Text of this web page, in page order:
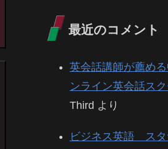
最近のコメント
英会話講師が薦め
ンライン英会話ス
Third より
ビジネス英語 スタ